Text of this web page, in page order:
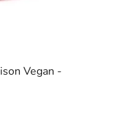
Vegan -